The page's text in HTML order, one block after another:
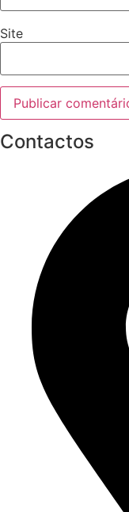
Site
Contactos